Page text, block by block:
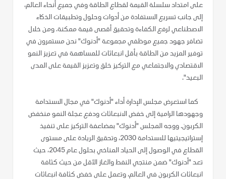
على امتداد سلسلة القيمة لقطاع الطاقة وفي جميع أنحاء العالم،
إلى جانب تسريع الاستفادة من أدوات وحلول وتطبيقات الذكاء
الاصطناعي لرفع الكفاءة وتحقيق أقصى قيمة ممكنة. ومن خلال
تضافر جهود جميع موظفي مجموعة "أدنوك" نحن مستمرون في
توفير المزيد من الطاقة بأقل انبعاثات للمساهمة في تعزيز النمو
الاقتصادي والاجتماعي مع التركيز خلق وتعزيز القيمة على المدى
البعيد".
كما استعرض مجلس الإدارة أداء "أدنوك" في مجال الاستدامة
وجهودها الرامية إلى خفض الانبعاثات ودفع عجلة النمو منخفض
الكربون. ووجه المجلس "أدنوك" بمضاعفة التركيز على تنفيذ
إستراتيجيتيها للاستدامة 2030، وتحقيق الريادة على مستوى
القطاع في الوصول إلى الحياد المناخي بحلول عام 2045، حيث
تعد "أدنوك" ضمن منتجي النفط والغاز الأقل من حيث كثافة
انبعاثات الكربون في العالم، وتعمل على خفض كثافة انبعاثات